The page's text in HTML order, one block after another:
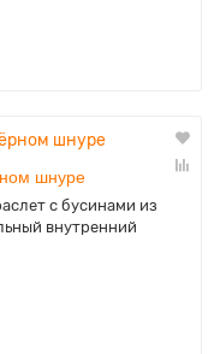
шнуре
с бусинами из
внутренний